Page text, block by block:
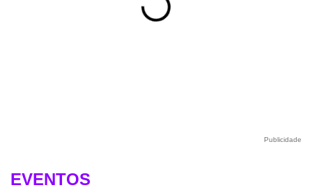
Publicidade
EVENTOS